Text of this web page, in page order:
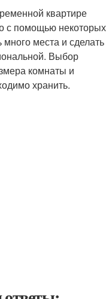
квартире
с помощью некоторых
места и сделать
Выбор
комнаты и
хранить.